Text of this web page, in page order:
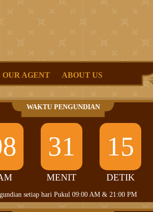
OUR AGENT ABOUT US
WAKTU PENGUNDIAN
31
MENIT
15
DETIK
setiap hari Pukul 09:00 AM & 21:00 PM